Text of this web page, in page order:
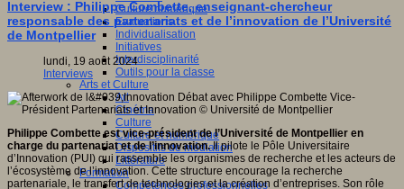
Culture numérique
Evaluations
Individualisation
Initiatives
Interdisciplinarité
Outils pour la classe
Arts et Culture
Art
Cinéma
Culture
Culture et numérique
Dispositifs de médiation
Littérature
Formation
Compétences professionnelles
Interview : Philippe Combette, enseignant-chercheur
responsable des partenariats et de l’innovation de l’Université
de Montpellier
lundi, 19 août 2024
Interviews
Philippe Combette est vice-président de l’Université de Montpellier en
charge du partenariat et de l’innovation.Il pilote le Pôle Universitaire
d’Innovation (PUI) qui rassemble les organismes de recherche et les acteurs de
l’écosystème de l’innovation. Cette structure encourage la recherche
partenariale, le transfert de technologies et la création d’entreprises. Son rôle